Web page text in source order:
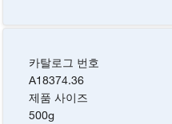
카탈로그 번호
A18374.36
제품 사이즈
500g